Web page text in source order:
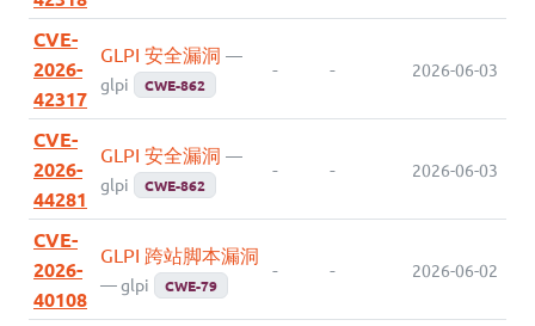
CVE-
2026-
42317
GLPI 安全漏洞 —
glpi
CWE-862
- - 2026-06-03
CVE-
2026-
44281
GLPI 安全漏洞 —
glpi
CWE-862
- - 2026-06-03
CVE-
2026-
40108
GLPI 跨站脚本漏洞
— glpi CWE-79
- - 2026-06-02